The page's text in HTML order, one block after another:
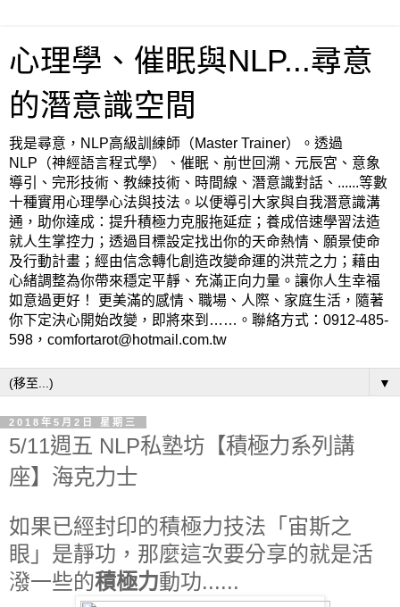
心理學、催眠與NLP...尋意
的潛意識空間
我是尋意，NLP高級訓練師（Master Trainer）。透過
NLP（神經語言程式學）、催眠、前世回溯、元辰宮、意象
導引、完形技術、教練技術、時間線、潛意識對話、......等數
十種實用心理學心法與技法。以便導引大家與自我潛意識溝
通，助你達成：提升積極力克服拖延症；養成倍速學習法造
就人生掌控力；透過目標設定找出你的天命熱情、願景使命
及行動計畫；經由信念轉化創造改變命運的洪荒之力；藉由
心緒調整為你帶來穩定平靜、充滿正向力量。讓你人生幸福
如意過更好！ 更美滿的感情、職場、人際、家庭生活，隨著
你下定決心開始改變，即將來到……。聯絡方式：0912-485-
598，comfortarot@hotmail.com.tw
▼
2018年5月2日 星期三
5/11週五 NLP私塾坊【積極力系列講
座】海克力士
如果已經封印的積極力技法「宙斯之
眼」是靜功，那麼這次要分享的就是活
潑一些的積極力動功......